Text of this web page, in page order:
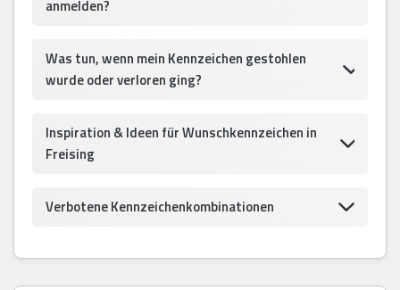
anmelden?
Was tun, wenn mein Kennzeichen gestohlen
wurde oder verloren ging?
Inspiration & Ideen für Wunschkennzeichen in
Freising
Verbotene Kennzeichenkombinationen